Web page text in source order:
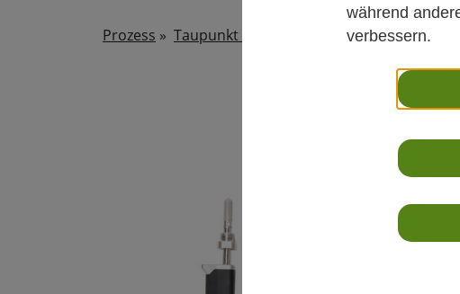
während
verbessern.
Prozess » Taupunkt DMP80 Serie - Tragbare